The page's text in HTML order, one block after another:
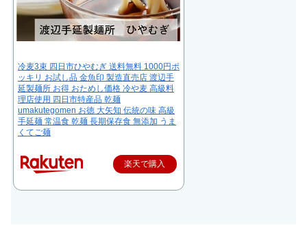
冷麦3束 四日市ひやむぎ 送料無料 1000円ポ
ッキリ お試し品 金魚印 製造直売店 渡辺手
延製麺所 お得 おためし価格 冷や麦 高級料
理店使用 四日市特産品 乾麺
umakutegomen お徳 大矢知 伝統の味 高級
手延麺 常温食 乾麺 長期保存食 無添加 うま
くてご麺
楽天で購入